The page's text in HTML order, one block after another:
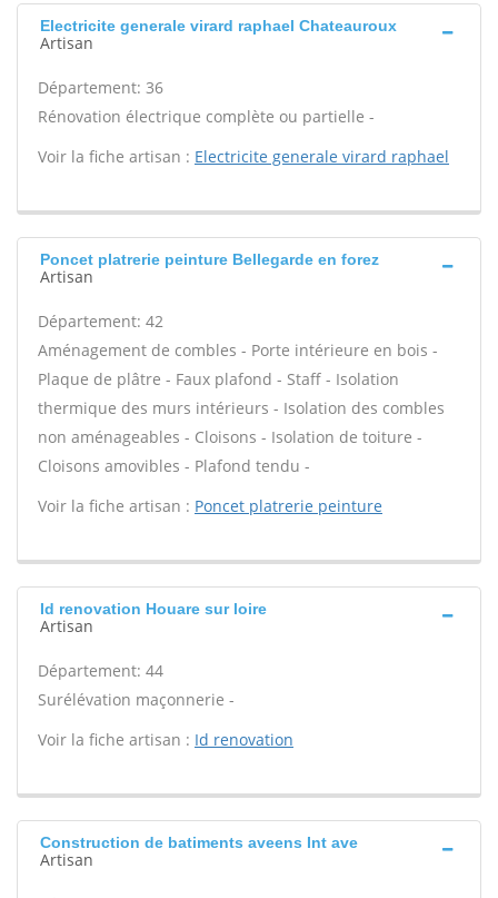
Electricite generale virard raphael Chateauroux
Artisan
Département: 36
Rénovation électrique complète ou partielle -
Voir la fiche artisan : Electricite generale virard raphael
Poncet platrerie peinture Bellegarde en forez
Artisan
Département: 42
Aménagement de combles - Porte intérieure en bois -
Plaque de plâtre - Faux plafond - Staff - Isolation
thermique des murs intérieurs - Isolation des combles
non aménageables - Cloisons - Isolation de toiture -
Cloisons amovibles - Plafond tendu -
Voir la fiche artisan : Poncet platrerie peinture
Id renovation Houare sur loire
Artisan
Département: 44
Surélévation maçonnerie -
Voir la fiche artisan : Id renovation
Construction de batiments aveens Int ave
Artisan